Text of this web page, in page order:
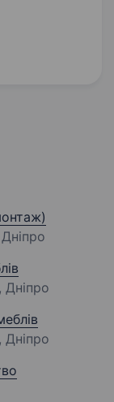
Дніпро
Дніпро